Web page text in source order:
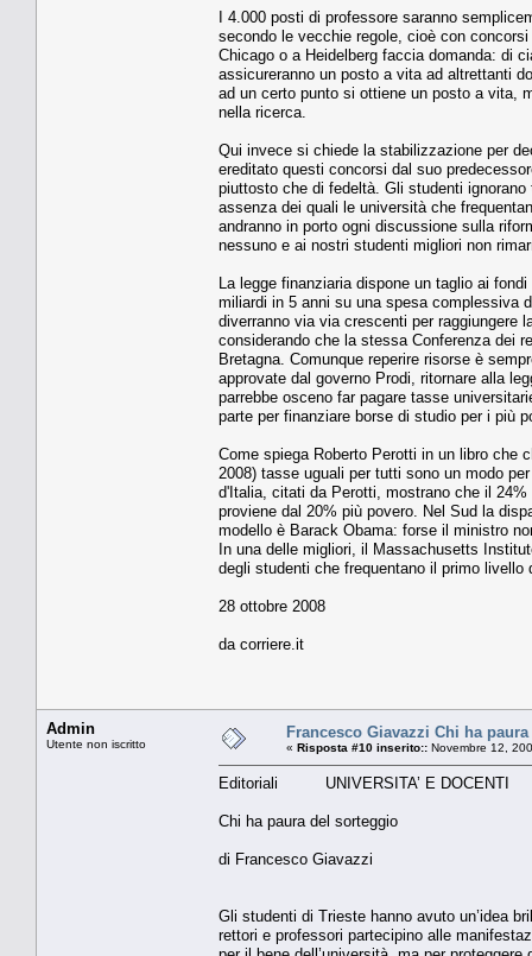
I 4.000 posti di professore saranno
secondo le vecchie regole, cioè con
Chicago o a Heidelberg faccia domanda: di
assicureranno un posto a vita ad altrettanti
ad un certo punto si ottiene un posto a vita,
nella ricerca.
Qui invece si chiede la stabilizzazione per
ereditato questi concorsi dal suo
piuttosto che di fedeltà. Gli studenti
assenza dei quali le università che
andranno in porto ogni discussione sulla
nessuno e ai nostri studenti migliori non
La legge finanziaria dispone un taglio ai
miliardi in 5 anni su una spesa complessiva
diverranno via via crescenti per raggiungere
considerando che la stessa Conferenza dei
Bretagna. Comunque reperire risorse è
approvate dal governo Prodi, ritornare alla
parrebbe osceno far pagare tasse
parte per finanziare borse di studio per i più
Come spiega Roberto Perotti in un libro che
2008) tasse uguali per tutti sono un modo
d'Italia, citati da Perotti, mostrano che il
proviene dal 20% più povero. Nel Sud la
modello è Barack Obama: forse il ministro
In una delle migliori, il Massachusetts
degli studenti che frequentano il primo
28 ottobre 2008
da corriere.it
Admin
Utente non iscritto
Francesco Giavazzi Chi ha
« Risposta #10 inserito:: Novembre 12,
Editoriali UNIVERSITA’ E DOCENTI
Chi ha paura del sorteggio
di Francesco Giavazzi
Gli studenti di Trieste hanno avuto un’idea
rettori e professori partecipino alle